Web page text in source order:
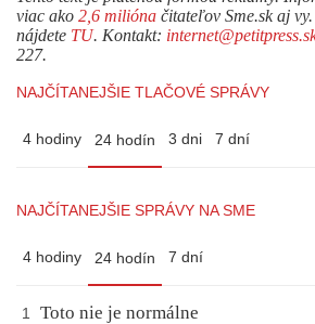
viac ako 2,6 milióna čitateľov Sme.sk aj
nájdete TU. Kontakt:
227.
NAJČÍTANEJŠIE TLAČOVÉ SPRÁVY
4 hodiny 24 hodín 3 dni 7 dní
NAJČÍTANEJŠIE SPRÁVY NA SME
4 hodiny 24 hodín 7 dní
1 Toto nie je normálne